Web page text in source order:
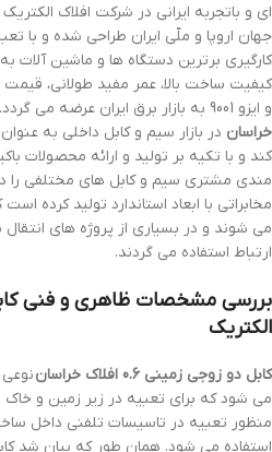
ای و باتجربه ایرانی در شرکت افلاک
جهان اروپا و ملّی ایران طراحی شده و با
کارگیری برترین دستگاه ها و ماشین آلات
کیفیت ساخت بالا، عمر مفید طولانی،
و ایزو 9001 به بازار برق ایران عرضه می گردد.
خراسان در بازار سیم و کابل داخلی به
کند و با تکیه بر تولید و ارائه محصولات
مندی مشتری سیم و کابل های مختلفی را
مخابراتی با ابعاد استاندارد تولید کرده
می شوند و در بسیاری از پروژه های انتقال
ارتباط استفاده می گردند.
الکتریک
کابل دو زوجی زمینی 0.6 افلاک خراسان
می شود که برای تعبیه در زیر زمین و
منظور تعبیه در تاسیسات تلفنی داخل
استفاده می شود. همان طور که بیان شد